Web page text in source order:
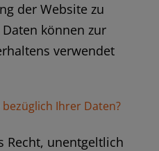
der Website zu
können zur
verwendet
Ihrer Daten?
Recht, unentgeltlich